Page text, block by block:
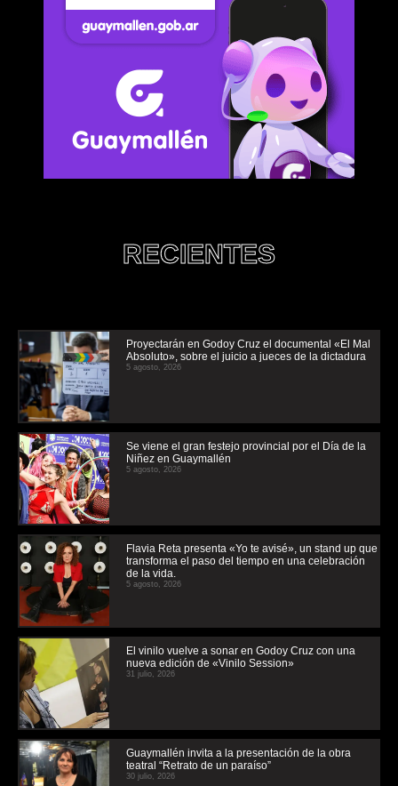
RECIENTES
Proyectarán en Godoy Cruz el documental «El Mal
Absoluto», sobre el juicio a jueces de la dictadura
5 agosto, 2026
Se viene el gran festejo provincial por el Día de la
Niñez en Guaymallén
5 agosto, 2026
Flavia Reta presenta «Yo te avisé», un stand up que
transforma el paso del tiempo en una celebración
de la vida.
5 agosto, 2026
El vinilo vuelve a sonar en Godoy Cruz con una
nueva edición de «Vinilo Session»
31 julio, 2026
Guaymallén invita a la presentación de la obra
teatral “Retrato de un paraíso”
30 julio, 2026